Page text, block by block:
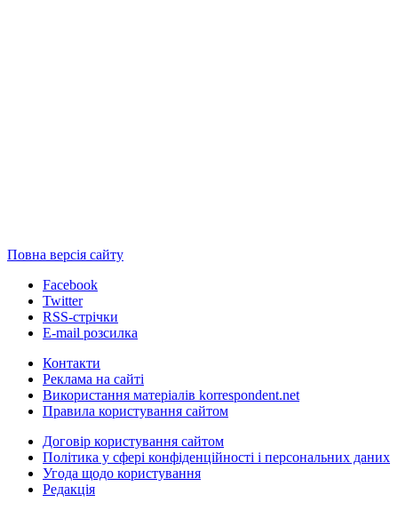
Повна версія сайту
Facebook
Twitter
RSS-стрічки
E-mail розсилка
Контакти
Реклама на сайті
Використання матеріалів korrespondent.net
Правила користування сайтом
Договір користування сайтом
Політика у сфері конфіденційності і персональних даних
Угода щодо користування
Редакція